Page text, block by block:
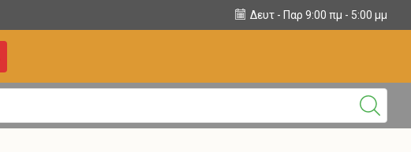
6951 929385, 6906755602Δευτ - Παρ 9:00 πμ - 5:00 μμ